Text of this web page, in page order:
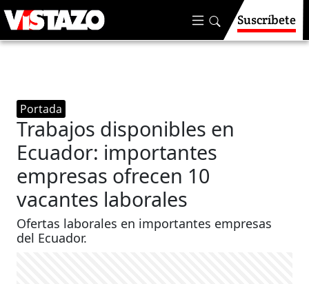
Suscríbete
Portada
Trabajos disponibles en
Ecuador: importantes
empresas ofrecen 10
vacantes laborales
Ofertas laborales en importantes empresas
del Ecuador.